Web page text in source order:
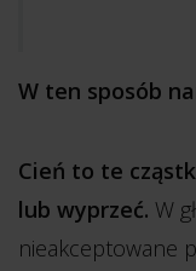
W ten sposób
Cień to te
lub wyprzeć. W
nieakceptowane